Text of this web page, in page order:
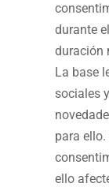
durante
duración
La base
sociales
para
ello